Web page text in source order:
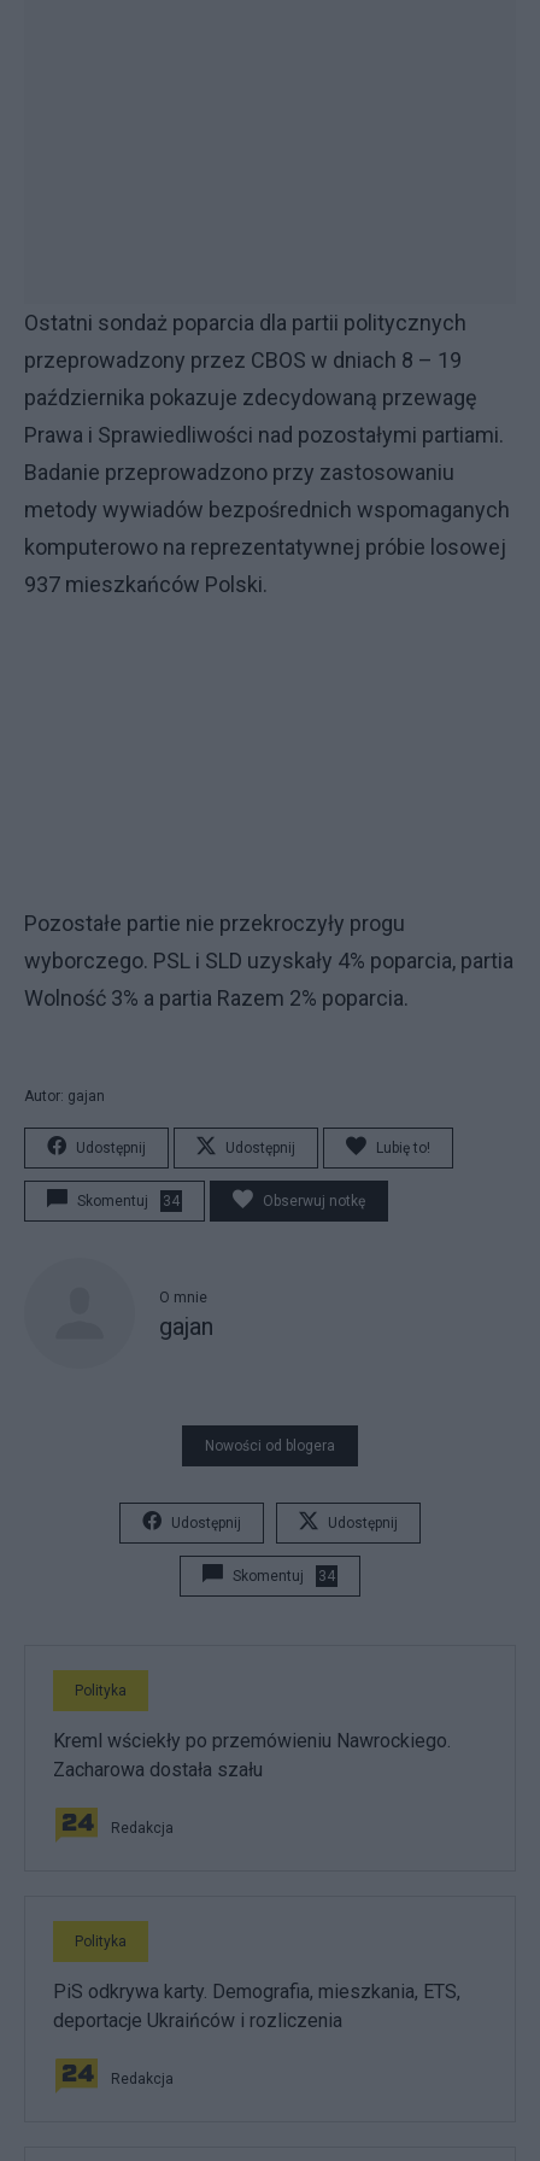
Ostatni sondaż poparcia dla partii politycznych
przeprowadzony przez CBOS w dniach 8 – 19
października pokazuje zdecydowaną przewagę
Prawa i Sprawiedliwości nad pozostałymi partiami.
Badanie przeprowadzono przy zastosowaniu
metody wywiadów bezpośrednich wspomaganych
komputerowo na reprezentatywnej próbie losowej
937 mieszkańców Polski.
Pozostałe partie nie przekroczyły progu
wyborczego. PSL i SLD uzyskały 4% poparcia, partia
Wolność 3% a partia Razem 2% poparcia.
Autor: gajan
Udostępnij Udostępnij Lubię to!
Skomentuj 34 Obserwuj notkę
O mnie
gajan
Nowości od blogera
Udostępnij Udostępnij
Skomentuj 34
Polityka
Kreml wściekły po przemówieniu Nawrockiego.
Zacharowa dostała szału
Redakcja
Polityka
PiS odkrywa karty. Demografia, mieszkania, ETS,
deportacje Ukraińców i rozliczenia
Redakcja